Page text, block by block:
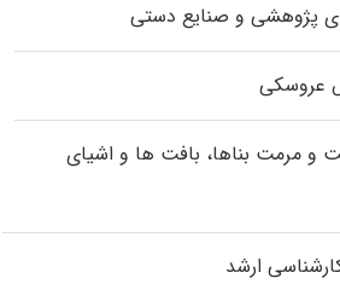
پژوهشی و صنایع دستی
عروسکی
و مرمت بناها، بافت‌ ها و اشیای
ارشد